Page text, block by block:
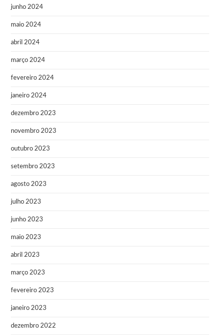
junho 2024
maio 2024
abril 2024
março 2024
fevereiro 2024
janeiro 2024
dezembro 2023
novembro 2023
outubro 2023
setembro 2023
agosto 2023
julho 2023
junho 2023
maio 2023
abril 2023
março 2023
fevereiro 2023
janeiro 2023
dezembro 2022